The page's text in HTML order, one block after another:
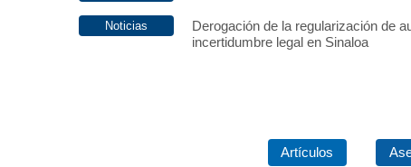
Derogación de la regularización de
incertidumbre legal en Sinaloa
Artículos